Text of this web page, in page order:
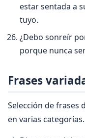
estar sentada a
tuyo.
¿Debo sonreí­r
porque nunca
Frases
Selección de frases
en varias categorías.